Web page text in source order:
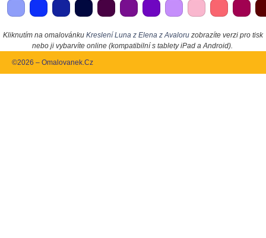
Kliknutím na omalovánku Kreslení Luna z Elena z Avaloru zobrazíte verzi pro tisk
nebo ji vybarvíte online (kompatibilní s tablety iPad a Android).
©2026 – Omalovanek.Cz